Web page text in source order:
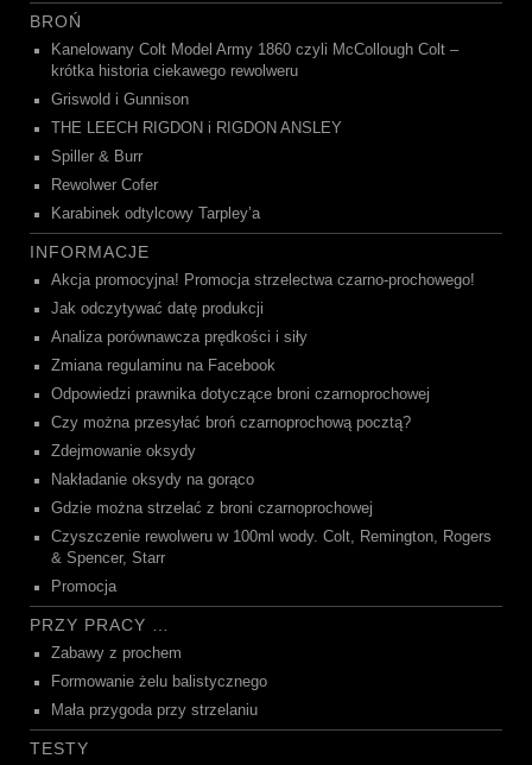
BROŃ
Kanelowany Colt Model Army 1860 czyli McCollough Colt –
krótka historia ciekawego rewolweru
Griswold i Gunnison
THE LEECH RIGDON i RIGDON ANSLEY
Spiller & Burr
Rewolwer Cofer
Karabinek odtylcowy Tarpley’a
INFORMACJE
Akcja promocyjna! Promocja strzelectwa czarno-prochowego!
Jak odczytywać datę produkcji
Analiza porównawcza prędkości i siły
Zmiana regulaminu na Facebook
Odpowiedzi prawnika dotyczące broni czarnoprochowej
Czy można przesyłać broń czarnoprochową pocztą?
Zdejmowanie oksydy
Nakładanie oksydy na gorąco
Gdzie można strzelać z broni czarnoprochowej
Czyszczenie rewolweru w 100ml wody. Colt, Remington, Rogers
& Spencer, Starr
Promocja
PRZY PRACY …
Zabawy z prochem
Formowanie żelu balistycznego
Mała przygoda przy strzelaniu
TESTY